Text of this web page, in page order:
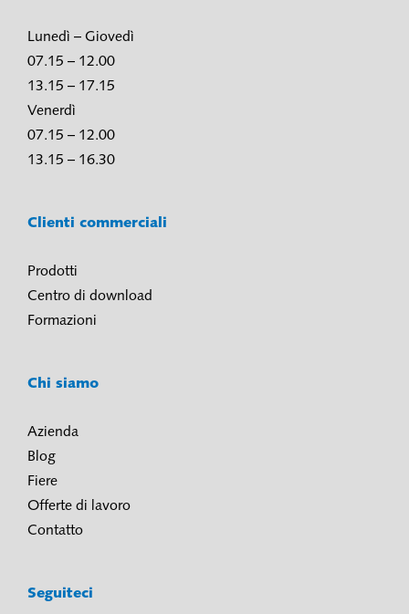
Lunedì – Giovedì
07.15 – 12.00
13.15 – 17.15
Venerdì
07.15 – 12.00
13.15 – 16.30
Clienti commerciali
Prodotti
Centro di download
Formazioni
Chi siamo
Azienda
Blog
Fiere
Offerte di lavoro
Contatto
Seguiteci